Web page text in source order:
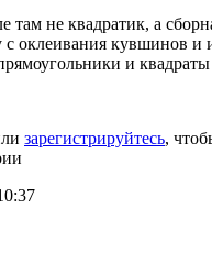
там не квадратик, а
с оклеивания кувшинов и
и
зарегистрируйтесь,